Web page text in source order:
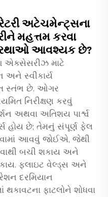
અટેચમેન્ટ્સના
મહત્તમ કરવા
આવશ્યક છે?
એક્સેસરીઝ માટે
અને સ્વીકાર્ય
સ્તંભ છે. ઓગર
નિરીક્ષણ કરવું
અથવા અતિશય પાર્શ્વ
હોય છે; તેમનું સંપૂર્ણ ફેલ
આવવું જોઈએ, જેથી
બચી શકાય અને
ફ્લાઇટ વેલ્ડ્સ અને
દરમિયાન
થકાવટના ફાટલોને શોધવા